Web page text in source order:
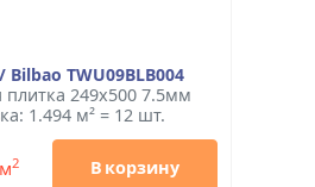
TWU09BLB004
плитка 249x500 7.5мм
1.494 м² = 12 шт.
2 В корзину